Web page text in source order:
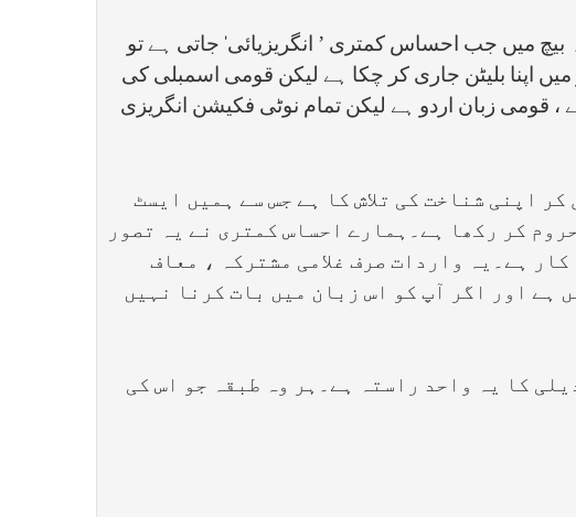
بیچ میں جب احساس کمتری ’ انگریزیائی‘ جاتی ہے تو
اپنا بلیٹن جاری کر چکا ہے لیکن قومی اسمبلی کی
، قومی زبان اردو ہے لیکن تمام نوٹی فکیشن انگریزی
اپنی شناخت کی تلاش کا ہے جس سے ہمیں ایسٹ
کر رکھا ہے۔ہمارے احساس کمتری نے یہ تصور
ہے۔یہ واردات صرف غلامی مشترکہ ، معاف
ہے اور اگر آپ کو اس زبان میں بات کرنا نہیں
کا یہ واحد راستہ ہے۔ہر وہ طبقہ جو اس کی